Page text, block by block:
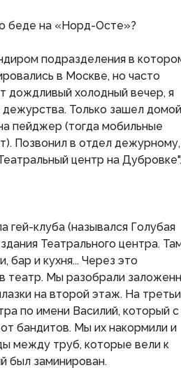
беде на «Норд-Осте»?
подразделения в
в Москве, но часто
дождливый холодный вечер, я
Только зашел
пейджер (тогда мобильные
Позвонил в отдел
центр на Дубровке".
гей-клуба (назывался Голубая
Театрального центра.
бар и кухня... Через это
театр. Мы разобрали
на второй этаж. На третьи
по имени Василий, который с
бандитов. Мы их накормили и
между труб, которые вели к
был заминирован.